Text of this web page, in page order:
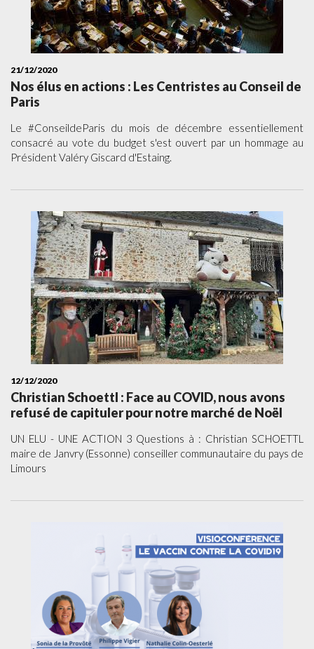
21/12/2020
Nos élus en actions : Les Centristes au Conseil de
Paris
Le #ConseildeParis du mois de décembre essentiellement
consacré au vote du budget s'est ouvert par un hommage au
Président Valéry Giscard d'Estaing.
12/12/2020
Christian Schoettl : Face au COVID, nous avons
refusé de capituler pour notre marché de Noël
UN ELU - UNE ACTION 3 Questions à : Christian SCHOETTL
maire de Janvry (Essonne) conseiller communautaire du pays de
Limours